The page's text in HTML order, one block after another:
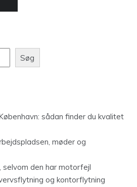
Søg
sådan finder du kvalitet
møder og
den har motorfejl
og kontorflytning